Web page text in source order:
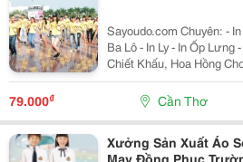
Sayoudo.com Chuyên: -
Ba Lô - In Ly - In Ốp Lưng
Chiết Khấu, Hoa Hồng
Việc Trực Tiếp Với Sayoudo.com Lh:
Nk - Tpct - 0169 567 1034
79.000₫ Cần Thơ
Xưởng Sản Xuất Áo
May Đồng Phục